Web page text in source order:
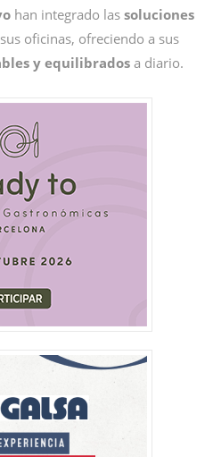
han integrado las soluciones
oficinas, ofreciendo a sus
y equilibrados a diario.